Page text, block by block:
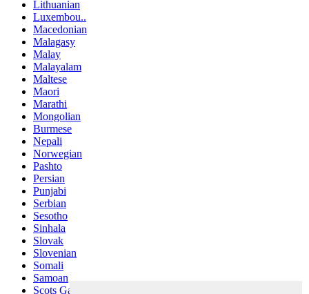
Lithuanian
Luxembou..
Macedonian
Malagasy
Malay
Malayalam
Maltese
Maori
Marathi
Mongolian
Burmese
Nepali
Norwegian
Pashto
Persian
Punjabi
Serbian
Sesotho
Sinhala
Slovak
Slovenian
Somali
Samoan
Scots Gaelic